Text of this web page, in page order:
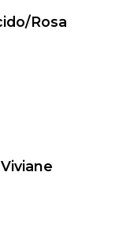
Rosa